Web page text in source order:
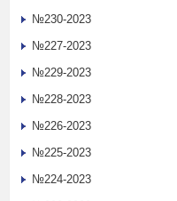
№230-2023
№227-2023
№229-2023
№228-2023
№226-2023
№225-2023
№224-2023